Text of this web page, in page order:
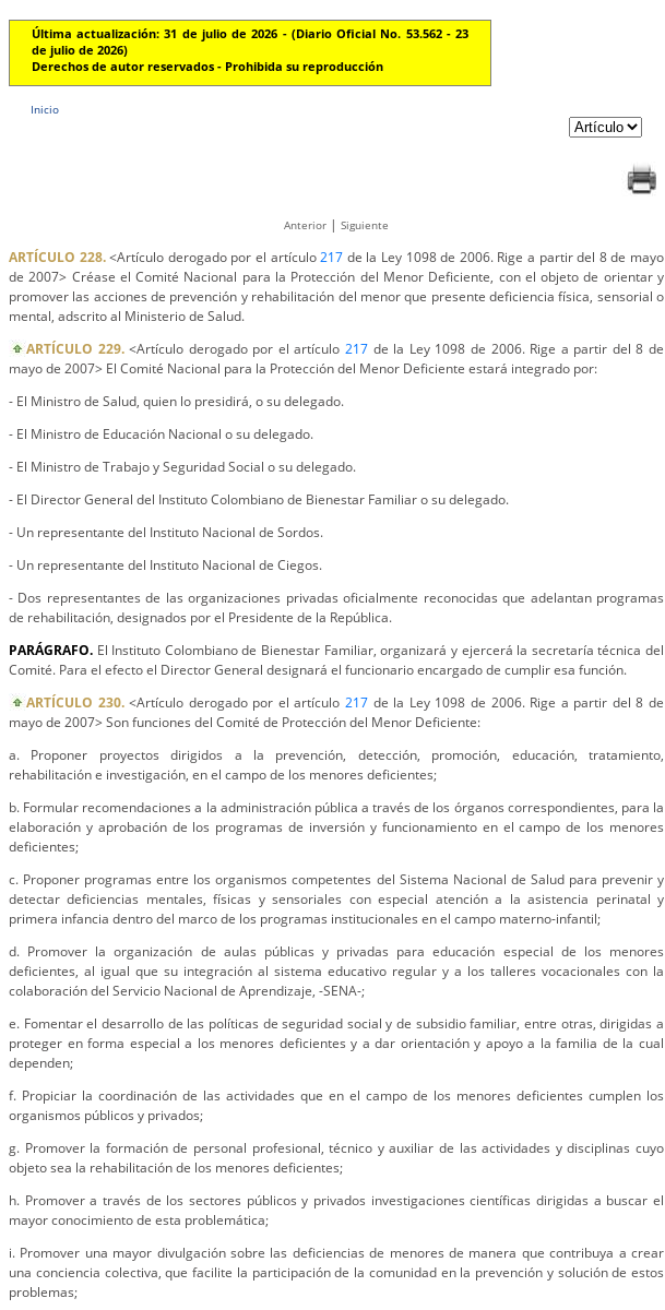
Última actualización: 31 de julio de 2026 - (Diario Oficial No. 53.562 - 23
de julio de 2026)
Derechos de autor reservados - Prohibida su reproducción
Inicio
Anterior | Siguiente
ARTÍCULO 228.<Artículo derogado por el artículo217 de la Ley 1098 de 2006. Rige a partir del 8 de mayo
de 2007> Créase el Comité Nacional para la Protección del Menor Deficiente, con el objeto de orientar y
promover las acciones de prevención y rehabilitación del menor que presente deficiencia física, sensorial o
mental, adscrito al Ministerio de Salud.
ARTÍCULO 229.<Artículo derogado por el artículo217 de la Ley 1098 de 2006. Rige a partir del 8 de
mayo de 2007> El Comité Nacional para la Protección del Menor Deficiente estará integrado por:
- El Ministro de Salud, quien lo presidirá, o su delegado.
- El Ministro de Educación Nacional o su delegado.
- El Ministro de Trabajo y Seguridad Social o su delegado.
- El Director General del Instituto Colombiano de Bienestar Familiar o su delegado.
- Un representante del Instituto Nacional de Sordos.
- Un representante del Instituto Nacional de Ciegos.
- Dos representantes de las organizaciones privadas oficialmente reconocidas que adelantan programas
de rehabilitación, designados por el Presidente de la República.
PARÁGRAFO. El Instituto Colombiano de Bienestar Familiar, organizará y ejercerá la secretaría técnica del
Comité. Para el efecto el Director General designará el funcionario encargado de cumplir esa función.
ARTÍCULO 230.<Artículo derogado por el artículo217 de la Ley 1098 de 2006. Rige a partir del 8 de
mayo de 2007> Son funciones del Comité de Protección del Menor Deficiente:
a. Proponer proyectos dirigidos a la prevención, detección, promoción, educación, tratamiento,
rehabilitación e investigación, en el campo de los menores deficientes;
b. Formular recomendaciones a la administración pública a través de los órganos correspondientes, para la
elaboración y aprobación de los programas de inversión y funcionamiento en el campo de los menores
deficientes;
c. Proponer programas entre los organismos competentes del Sistema Nacional de Salud para prevenir y
detectar deficiencias mentales, físicas y sensoriales con especial atención a la asistencia perinatal y
primera infancia dentro del marco de los programas institucionales en el campo materno-infantil;
d. Promover la organización de aulas públicas y privadas para educación especial de los menores
deficientes, al igual que su integración al sistema educativo regular y a los talleres vocacionales con la
colaboración del Servicio Nacional de Aprendizaje, -SENA-;
e. Fomentar el desarrollo de las políticas de seguridad social y de subsidio familiar, entre otras, dirigidas a
proteger en forma especial a los menores deficientes y a dar orientación y apoyo a la familia de la cual
dependen;
f. Propiciar la coordinación de las actividades que en el campo de los menores deficientes cumplen los
organismos públicos y privados;
g. Promover la formación de personal profesional, técnico y auxiliar de las actividades y disciplinas cuyo
objeto sea la rehabilitación de los menores deficientes;
h. Promover a través de los sectores públicos y privados investigaciones científicas dirigidas a buscar el
mayor conocimiento de esta problemática;
i. Promover una mayor divulgación sobre las deficiencias de menores de manera que contribuya a crear
una conciencia colectiva, que facilite la participación de la comunidad en la prevención y solución de estos
problemas;